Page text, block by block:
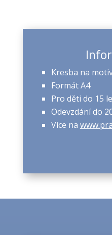
Kresba na
Formát A4
Pro děti do 15
Odevzdání do
Více na